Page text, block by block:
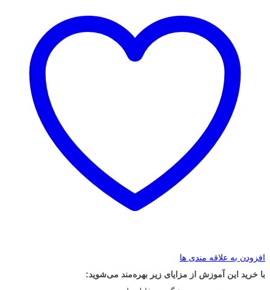
افزودن به علاقه مندی ها
با خرید این آموزش از مزایای زیر بهره‌مند می‌شوید: